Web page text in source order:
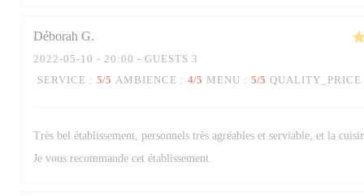
Déborah G
2022-05-10 - 20:00 - GUESTS 3
SERVICE : 5/5 AMBIENCE : 4/5 MENU : 5/5 QUALITY_PRICE
Très bel établissement, personnels très agréables et serviable, et la
Je vous recommande cet établissement.